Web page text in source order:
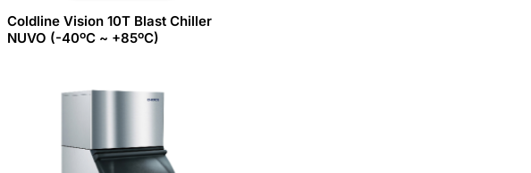
Coldline Vision 10T Blast Chiller
NUVO (-40ºC ~ +85ºC)